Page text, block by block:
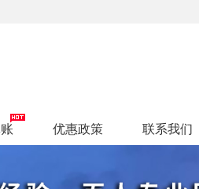
优惠政策 联系我们